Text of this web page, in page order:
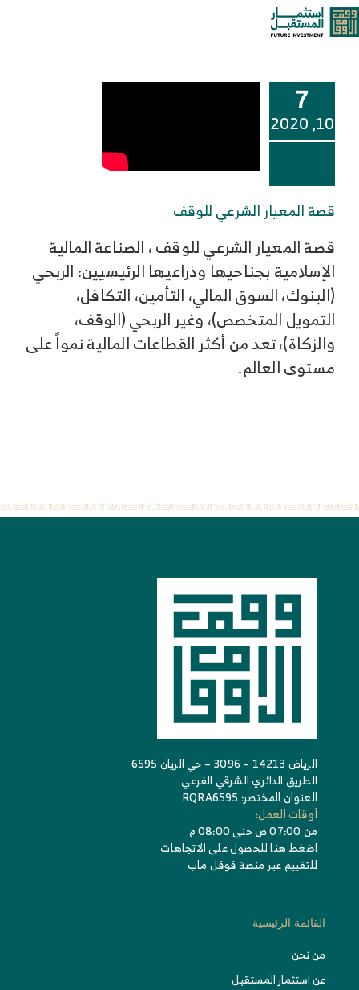
تخطى
إلى
مركز المعرفة
تواصل معنا
7
10, 2020
قصة المعيار الشرعي للوقف
قصة المعيار الشرعي للوقف ، الصناعة المالية
الإسلامية بجناحيها وذراعيها الرئيسيين: الربحي
(البنوك، السوق المالي، التأمين، التكافل،
التمويل المتخصص)، وغير الربحي (الوقف،
والزكاة)، تعد من أكثر القطاعات المالية نمواً على
مستوى العالم.
الرياض 14213 – 3096 – حي الريان 6595
الطريق الدائري الشرقي الفرعي
العنوان المختصر: RQRA6595
أوقات العمل:
من 07:00 ص حتى 08:00 م
اضغط هنا للحصول على الاتجاهات
للتقييم عبر منصة قوقل ماب
القائمة الرئيسية
من نحن
عن استثمار المستقبل